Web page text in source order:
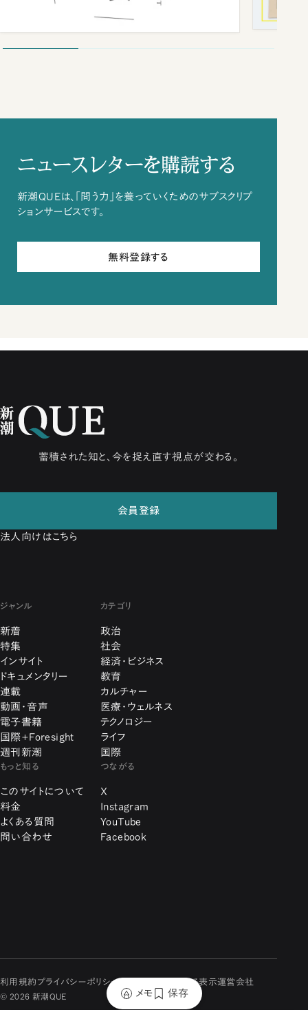
ニュースレターを購読する
新潮QUEは、「問う力」を養っていくためのサブスクリプ
ションサービスです。
無料登録する
蓄積された知と、今を捉え直す視点が交わる。
会員登録
法人向けはこちら
ジャンル
新着
特集
インサイト
ドキュメンタリー
連載
動画・音声
電子書籍
国際+Foresight
週刊新潮
カテゴリ
政治
社会
経済・ビジネス
教育
カルチャー
医療・ウェルネス
テクノロジー
ライフ
国際
もっと知る
このサイトについて
料金
よくある質問
問い合わせ
つながる
X
Instagram
YouTube
Facebook
利用規約 プライバシーポリシー 特定商取引に関する表示運営会社
© 2026 新潮QUE メモ 保存